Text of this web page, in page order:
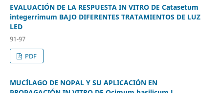
EVALUACIÓN DE LA RESPUESTA IN VITRO DE Catasetum
integerrimum BAJO DIFERENTES TRATAMIENTOS DE LUZ
LED
91-97
PDF
MUCÍLAGO DE NOPAL Y SU APLICACIÓN EN